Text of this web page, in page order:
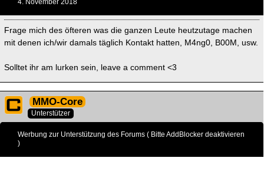
Frage mich des öfteren was die ganzen Leute heutzutage machen
mit denen ich/wir damals täglich Kontakt hatten, M4ng0, B00M, usw.
Solltet ihr am lurken sein, leave a comment <3
MMO-Core
Unterstützer
Werbung zur Unterstützung des Forums ( Bitte AddBlocker deaktivieren
)